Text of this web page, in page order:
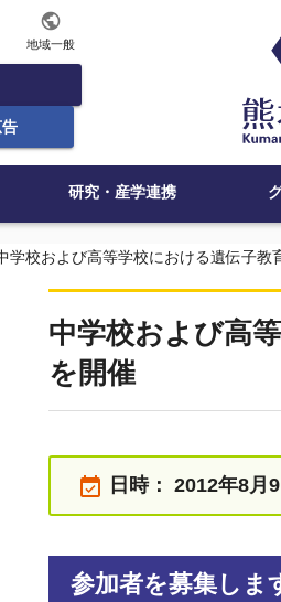
public
地域一般
研究・産学連携
学校および高等学校における遺伝子教
中学校および高
を開催
event_available 日時： 2012年8月
参加者を募集しま